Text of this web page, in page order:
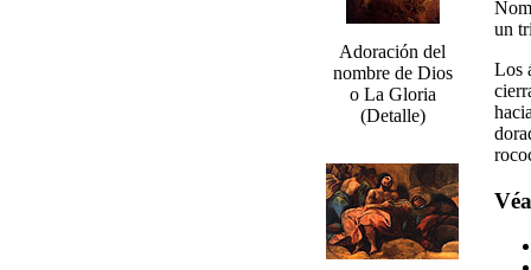
un
Los
Adoración del
nombre de Dios
o La Gloria
(Detalle)